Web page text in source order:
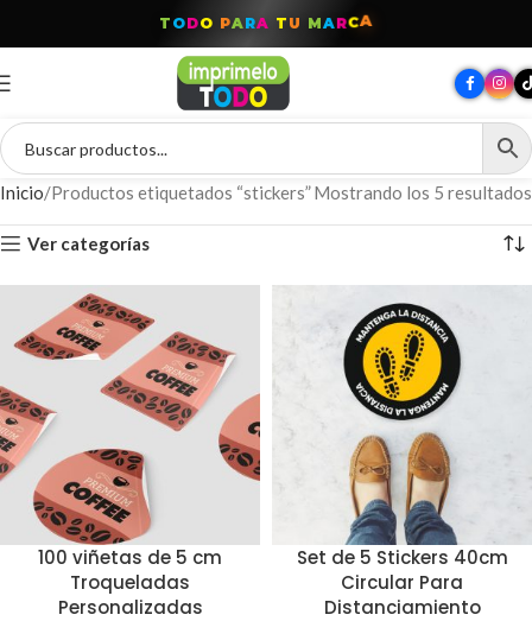
T ODO PARA T U MARCA
Inicio Productos etiquetados “stickers”Mostrando los 5 resultados
Ver categorías
100 viñetas de 5 cm
Troqueladas
Personalizadas
Set de 5 Stickers 40cm
Circular Para
Distanciamiento